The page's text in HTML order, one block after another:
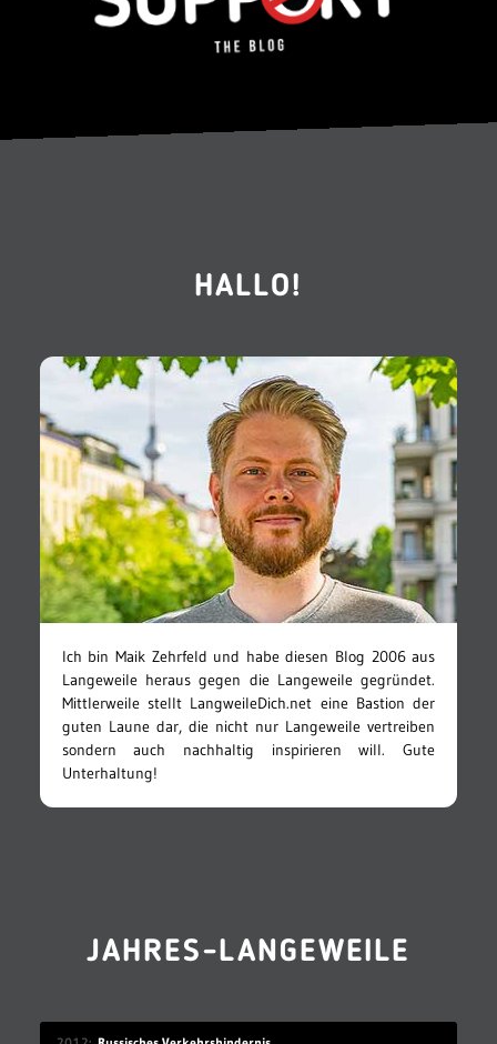
HALLO!
Ich bin Maik Zehrfeld und habe diesen Blog 2006 aus
Langeweile heraus gegen die Langeweile gegründet.
Mittlerweile stellt LangweileDich.net eine Bastion der
guten Laune dar, die nicht nur Langeweile vertreiben
sondern auch nachhaltig inspirieren will. Gute
Unterhaltung!
JAHRES-LANGEWEILE